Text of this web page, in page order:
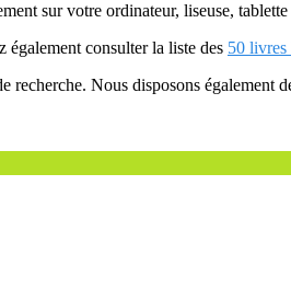
sur votre ordinateur, liseuse,
également consulter la liste des 50 livres
recherche. Nous disposons également